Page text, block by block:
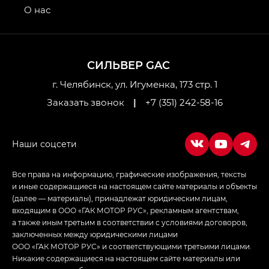
привод — GB AWD, Джи Эль Полный привод —
Джи Икс ПРЕМИУМ — GX PREMIUM, ЛАУНЖ —
LOUNGE
Empow — Эмпау (Empow) в комплектации
СИЛЬВЕР GAC
г. Челябинск, ул. Игуменка, 173 стр. 1
Заказать звонок
| +7 (351) 242-58-16
О нас
Все права на информацию, графические изображения, тексты
и иные содержащиеся на настоящем сайте материалы и объекты
(далее — материалы), принадлежат юридическим лицам,
входящим в ООО «ГАК МОТОР РУС», рекламным агентствам,
а также иным третьим в соответствии с условиями договоров,
заключенных между юридическими лицами
ООО «ГАК МОТОР РУС» и соответствующими третьими лицами.
Никакие содержащиеся на настоящем сайте материалы или